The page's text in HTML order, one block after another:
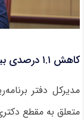
کاهش ۱.۱ درصدی بیکاری جمعیت فارغ التحصیل آموزش عالی
مدیرکل دفتر
متعلق به مقطع